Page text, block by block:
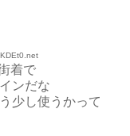
着で
ンだな
少し使うかって